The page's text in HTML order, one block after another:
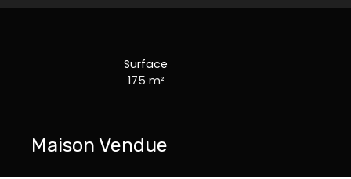
Surface
175 m²
Maison Vendue